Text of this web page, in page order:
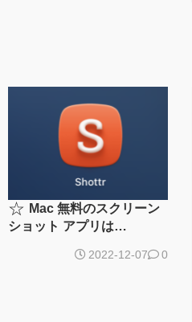
☆ Mac 無料のスクリーン
ショット アプリは
2022-12-07 0